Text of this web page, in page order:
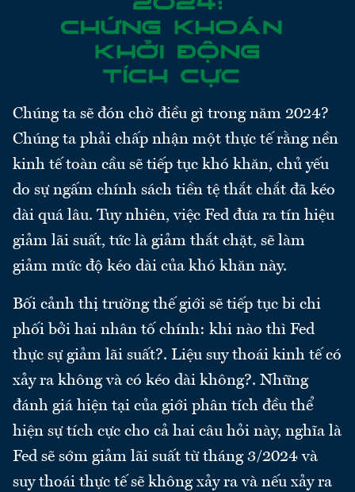
Chúng ta sẽ đón chờ điều gì trong năm 2024?
Chúng ta phải chấp nhận một thực tế rằng nền
kinh tế toàn cầu sẽ tiếp tục khó khăn, chủ yếu
do sự ngấm chính sách tiền tệ thắt chắt đã kéo
dài quá lâu. Tuy nhiên, việc Fed đưa ra tín hiệu
giảm lãi suất, tức là giảm thắt chặt, sẽ làm
giảm mức độ kéo dài của khó khăn này.
Bối cảnh thị trường thế giới sẽ tiếp tục bi chi
phối bởi hai nhân tố chính: khi nào thì Fed
thực sự giảm lãi suất?. Liệu suy thoái kinh tế có
xảy ra không và có kéo dài không?. Những
đánh giá hiện tại của giới phân tích đều thể
hiện sự tích cực cho cả hai câu hỏi này, nghĩa là
Fed sẽ sớm giảm lãi suất từ tháng 3/2024 và
suy thoái thực tế sẽ không xảy ra và nếu xảy ra